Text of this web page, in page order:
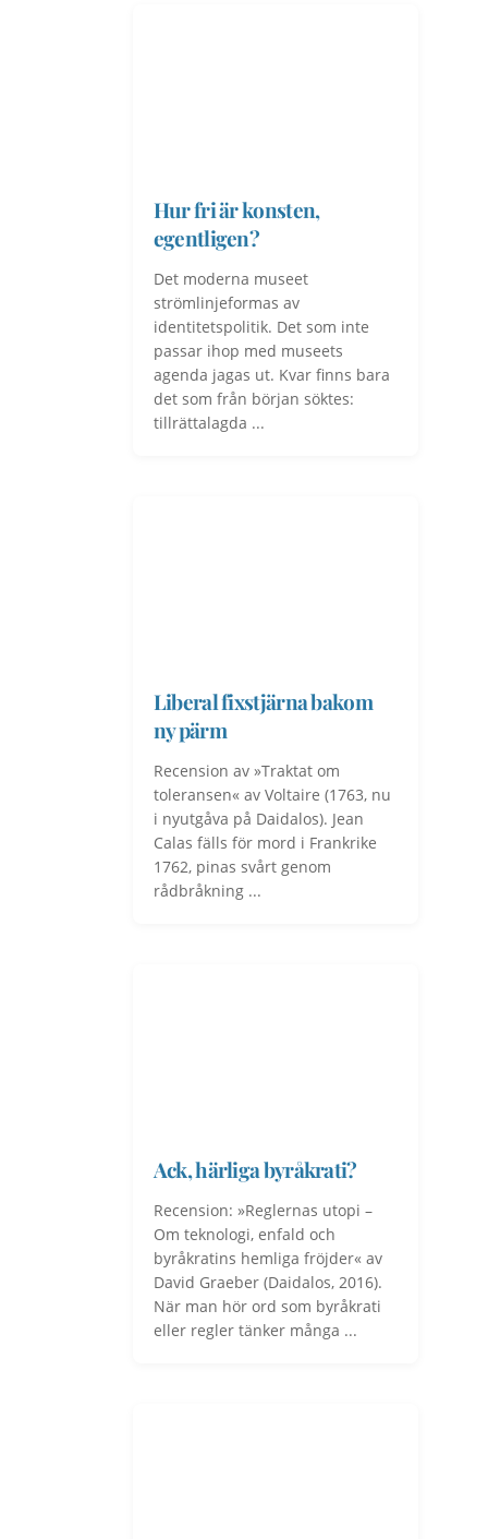
Hur fri är konsten,
egentligen?
Det moderna museet
strömlinjeformas av
identitetspolitik. Det som inte
passar ihop med museets
agenda jagas ut. Kvar finns bara
det som från början söktes:
tillrättalagda ...
Liberal fixstjärna bakom
ny pärm
Recension av »Traktat om
toleransen« av Voltaire (1763, nu
i nyutgåva på Daidalos). Jean
Calas fälls för mord i Frankrike
1762, pinas svårt genom
rådbråkning ...
Ack, härliga byråkrati?
Recension: »Reglernas utopi –
Om teknologi, enfald och
byråkratins hemliga fröjder« av
David Graeber (Daidalos, 2016).
När man hör ord som byråkrati
eller regler tänker många ...